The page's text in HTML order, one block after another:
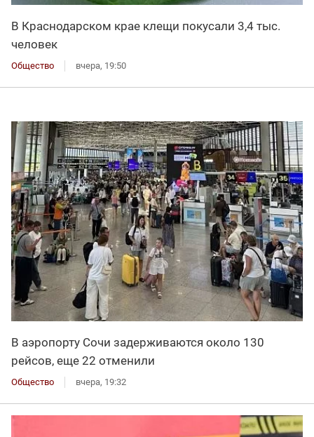
В Краснодарском крае клещи покусали 3,4 тыс.
человек
Общество вчера, 19:50
В аэропорту Сочи задерживаются около 130
рейсов, еще 22 отменили
Общество вчера, 19:32